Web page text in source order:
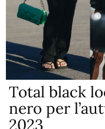
Total black
nero per
2023